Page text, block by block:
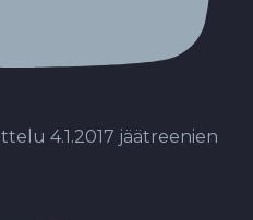
4.1.2017 jäätreenien